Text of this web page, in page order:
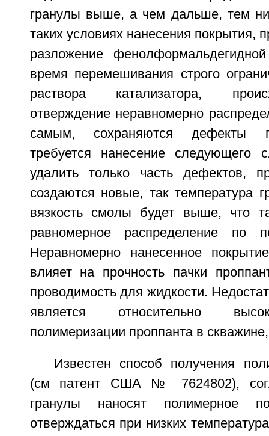
гранулы выше, а чем дальше, тем
таких условиях нанесения покрытия,
разложение
время перемешивания строго
раствора катализатора,
отверждение неравномерно
самым, сохраняются дефекты
требуется нанесение следующего
удалить только часть дефектов,
создаются новые, так температура
вязкость смолы будет выше, что
равномерное распределение по
Неравномерно нанесенное
влияет на прочность пачки
проводимость для жидкости.
является относительно
полимеризации проппанта в
Известен способ получения
(см патент США № 7624802),
гранулы наносят полимерное
отверждаться при низких